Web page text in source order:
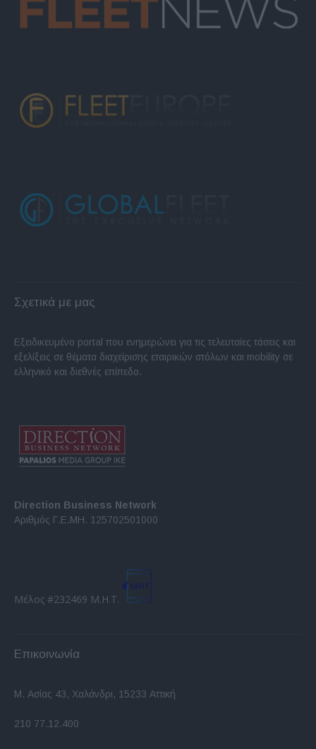
Σχετικά με μας
Εξειδικευμένο portal που ενημερώνει για τις τελευταίες τάσεις και
εξελίξεις σε θέματα διαχείρισης εταιρικών στόλων και mobility σε
ελληνικό και διεθνές επίπεδο.
Direction Business Network
Αριθμός Γ.Ε.ΜΗ. 125702501000
Μέλος #232469 Μ.Η.Τ.
Επικοινωνία
Μ. Ασίας 43, Χαλάνδρι, 15233 Αττική
210 77.12.400